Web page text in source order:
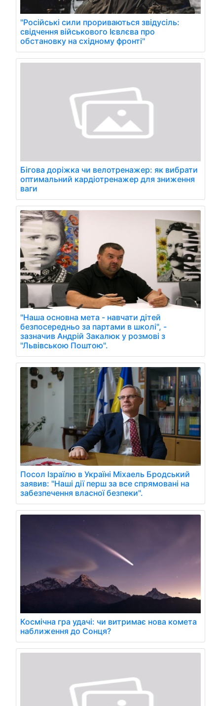
"Російські сили прориваються звідусіль:
свідчення військового Ієвлєва про
обстановку на східному фронті"
Бігова доріжка чи велотренажер: як вибрати
оптимальний кардіотренажер для зниження
ваги
"Наша основна мета - навчати дітей
безпосередньо за партами в школі", -
зазначив Андрій Закалюк у розмові з
"Львівською Поштою".
Посол Ізраїлю в Україні Міхаель Бродський
заявив: "Наші дії перш за все спрямовані на
забезпечення власної безпеки".
Космічна гра удачі: чи витримає нова комета
наближення до Сонця?